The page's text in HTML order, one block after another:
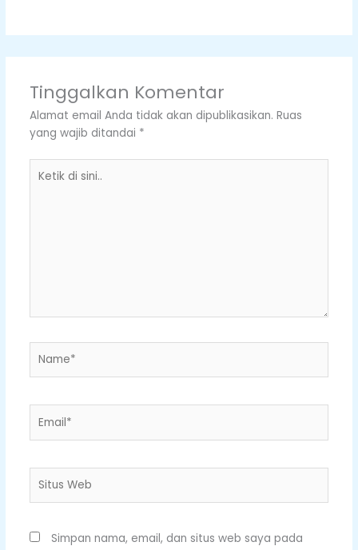
Tinggalkan Komentar
Alamat email Anda tidak akan dipublikasikan. Ruas
yang wajib ditandai *
Web
Simpan nama, email, dan situs web saya pada